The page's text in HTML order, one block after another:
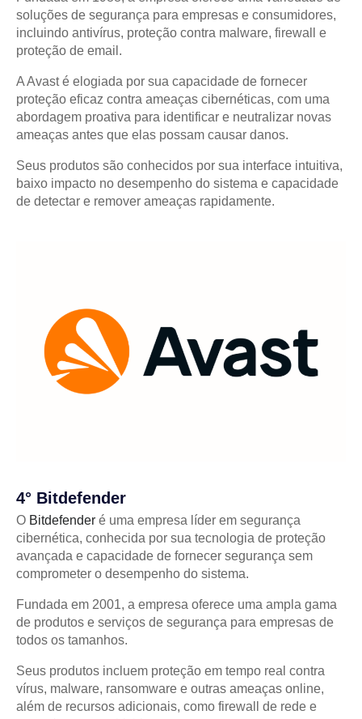
soluções de segurança para empresas e consumidores,
incluindo antivírus, proteção contra malware, firewall e
proteção de email.
A Avast é elogiada por sua capacidade de fornecer
proteção eficaz contra ameaças cibernéticas, com uma
abordagem proativa para identificar e neutralizar novas
ameaças antes que elas possam causar danos.
Seus produtos são conhecidos por sua interface intuitiva,
baixo impacto no desempenho do sistema e capacidade
de detectar e remover ameaças rapidamente.
4° Bitdefender
O Bitdefender é uma empresa líder em segurança
cibernética, conhecida por sua tecnologia de proteção
avançada e capacidade de fornecer segurança sem
comprometer o desempenho do sistema.
Fundada em 2001, a empresa oferece uma ampla gama
de produtos e serviços de segurança para empresas de
todos os tamanhos.
Seus produtos incluem proteção em tempo real contra
vírus, malware, ransomware e outras ameaças online,
além de recursos adicionais, como firewall de rede e